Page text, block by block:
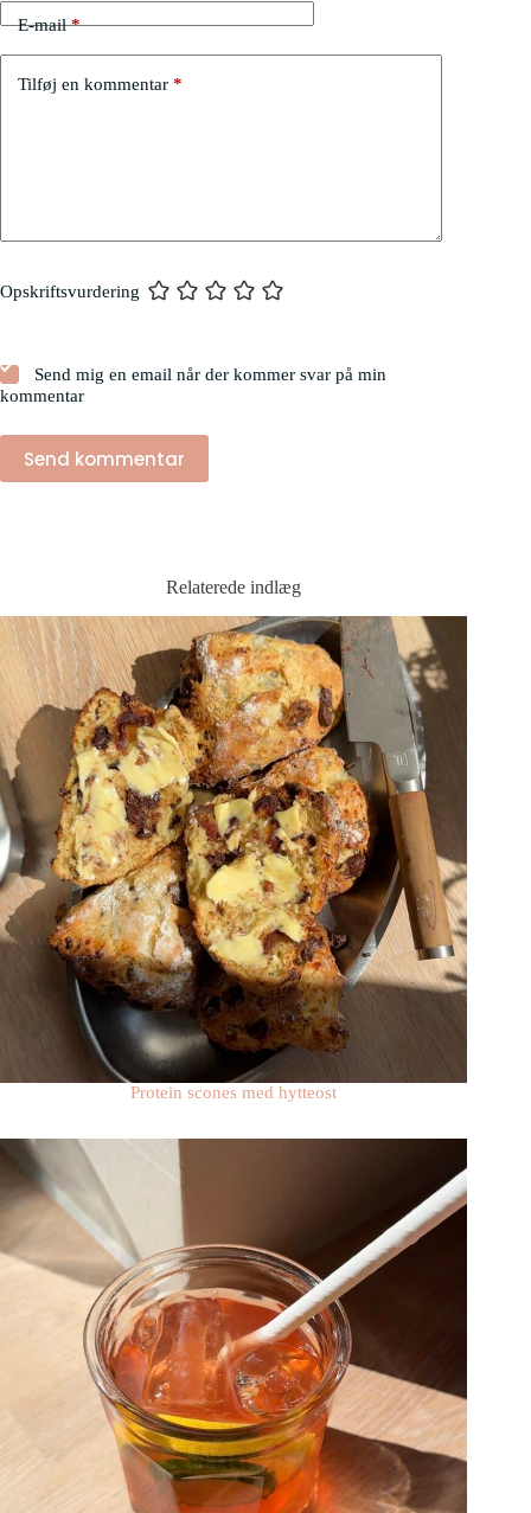
E-mail*
Tilføj en kommentar *
Opskriftsvurdering
Send mig en email når der kommer svar på min
kommentar
Send kommentar
Relaterede indlæg
Protein scones med hytteost